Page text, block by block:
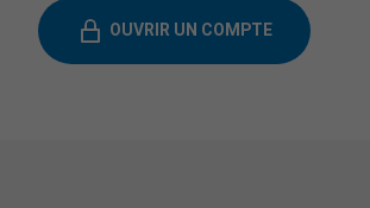
OUVRIR UN COMPTE